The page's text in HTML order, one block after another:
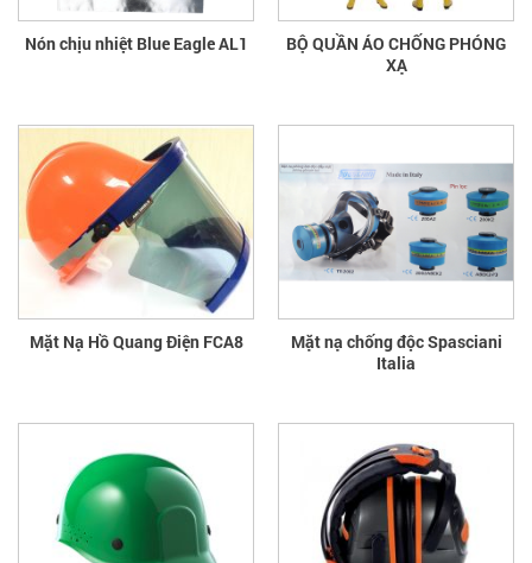
Nón chịu nhiệt Blue Eagle AL1
BỘ QUẦN ÁO CHỐNG PHÓNG
XẠ
Mặt Nạ Hồ Quang Điện FCA8
Mặt nạ chống độc Spasciani
Italia